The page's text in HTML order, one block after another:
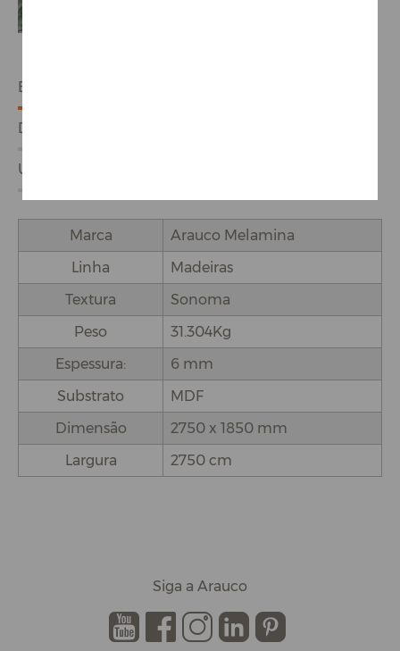
ESPECIFICAÇÕES
DETALHES DO PRODUTO
USO E APLICAÇÕES
Marca
Arauco Melamina
Linha
Madeiras
Textura
Sonoma
Peso
31.304Kg
Espessura:
6 mm
Substrato
MDF
Dimensão
2750 x 1850 mm
Largura
2750 cm
Siga a Arauco
. . . . .